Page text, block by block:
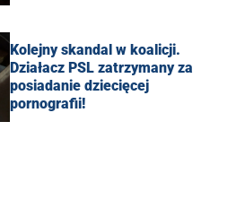
Kolejny skandal w koalicji.
Działacz PSL zatrzymany za
posiadanie dziecięcej
pornografii!